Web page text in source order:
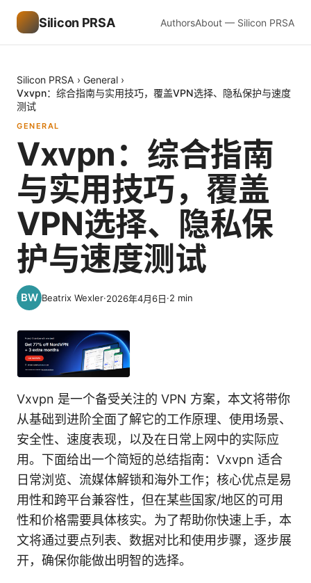
Silicon PRSA AuthorsAbout — Silicon PRSA
Silicon PRSA › General ›
Vxvpn：综合指南与实用技巧，覆盖VPN选择、隐私保护与速度
测试
GENERAL
Vxvpn：综合指南
与实用技巧，覆盖
VPN选择、隐私保
护与速度测试
Beatrix Wexler·2026年4月6日·2 min
Vxvpn 是一个备受关注的 VPN 方案，本文将带你
从基础到进阶全面了解它的工作原理、使用场景、
安全性、速度表现，以及在日常上网中的实际应
用。下面给出一个简短的总结指南：Vxvpn 适合
日常浏览、流媒体解锁和海外工作；核心优点是易
用性和跨平台兼容性，但在某些国家/地区的可用
性和价格需要具体核实。为了帮助你快速上手，本
文将通过要点列表、数据对比和使用步骤，逐步展
开，确保你能做出明智的选择。